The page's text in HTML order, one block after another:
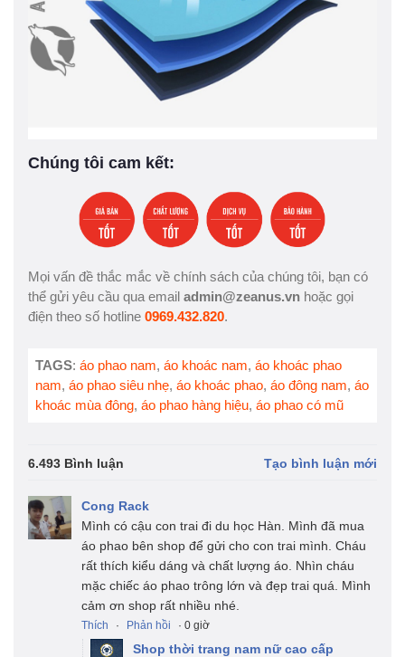
Chúng tôi cam kết:
Mọi vấn đề thắc mắc về chính sách của chúng tôi, bạn có
thể gửi yêu cầu qua email admin@zeanus.vn hoặc gọi
điện theo số hotline 0969.432.820.
TAGS: áo phao nam, áo khoác nam, áo khoác phao
nam, áo phao siêu nhẹ, áo khoác phao, áo đông nam, áo
khoác mùa đông, áo phao hàng hiệu, áo phao có mũ
6.493 Bình luận Tạo bình luận mới
Cong Rack
Mình có cậu con trai đi du học Hàn. Mình đã mua
áo phao bên shop để gửi cho con trai mình. Cháu
rất thích kiểu dáng và chất lượng áo. Nhìn cháu
mặc chiếc áo phao trông lớn và đẹp trai quá. Mình
cảm ơn shop rất nhiều nhé.
Thích · Phản hồi · 0 giờ
Shop thời trang nam nữ cao cấp